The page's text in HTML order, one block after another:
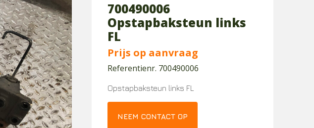
WERKEN BIJ
700490006
Opstapbaksteun links
FL
Prijs op aanvraag
Referentienr. 700490006
Opstapbaksteun links FL
NEEM CONTACT OP